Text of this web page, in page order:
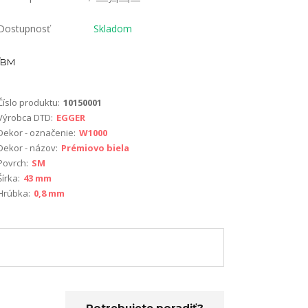
Skladom
BM
produktu: 10150001
DTD: EGGER
- označenie: W1000
- názov: Prémiovo biela
SM
43 mm
0,8 mm